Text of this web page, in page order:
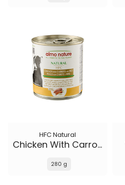
HFC Natural
Chicken With Carrot And Rice
280 g